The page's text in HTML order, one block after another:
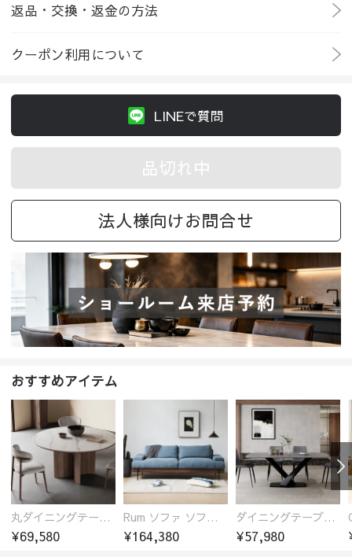
返品・交換・返金の方法
クーポン利用について
LINEで質問
品切れ中
法人様向けお問合せ
おすすめアイテム
丸ダイニングテーブル セラミック天板 耐熱 キズに強い 丸型 北欧 無垢材 円卓 円型
¥69,580
Rum ソファ ソファー おしゃれ 1人掛け～4人掛け ウォールナットorオーク材フレーム 西海岸風 肘掛
¥164,380
ダイニングテーブル おしゃれ セラミック天板 大理石柄 食卓 4人用 4人 6人 140cm 160cm 180cm 耐久性 耐熱 食事テーブル
¥57,980